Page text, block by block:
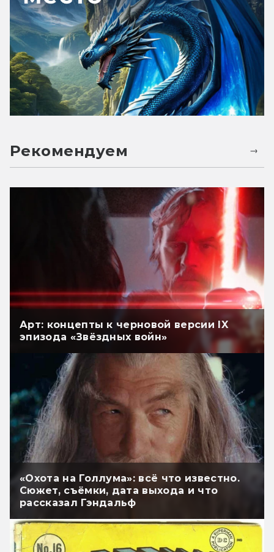
Рекомендуем
Арт: концепты к черновой версии IX
эпизода «Звёздных войн»
«Охота на Голлума»: всё что известно.
Сюжет, съёмки, дата выхода и что
рассказал Гэндальф